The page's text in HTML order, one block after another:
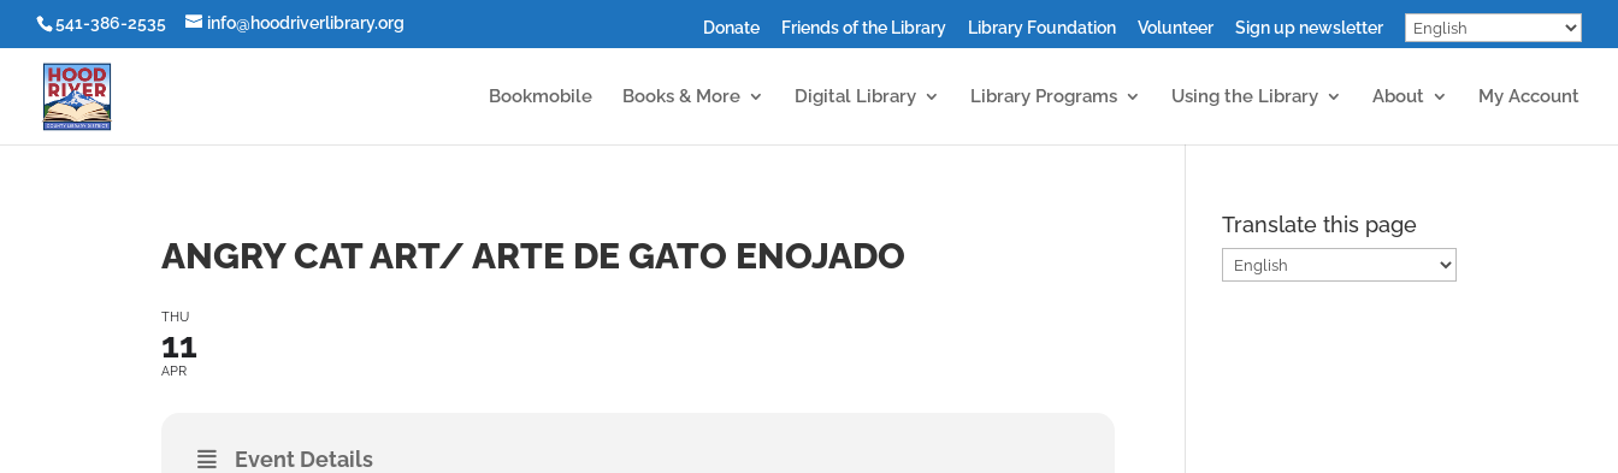
541-386-2535 info@hoodriverlibrary.org Donate Friends of the Library Library Foundation Volunteer Sign up newsletter
Bookmobile Books & More Digital Library Library Programs Using the Library About My Account
ANGRY CAT ART/ ARTE DE GATO ENOJADO
THU
11
APR
Event Details
Translate this page